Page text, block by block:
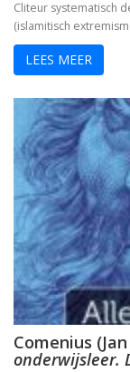
Cliteur systematisch
(islamitisch
LEES MEER
Comenius
onderwijsleer.